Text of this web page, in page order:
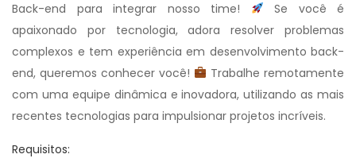
Back-end para integrar nosso time!
Se você é
apaixonado por tecnologia, adora resolver problemas
complexos e tem experiência em desenvolvimento back-
end, queremos conhecer você!
Trabalhe remotamente
com uma equipe dinâmica e inovadora, utilizando as mais
recentes tecnologias para impulsionar projetos incríveis.
Requisitos: